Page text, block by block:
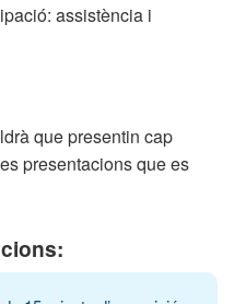
assistència i
que presentin cap
presentacions que es